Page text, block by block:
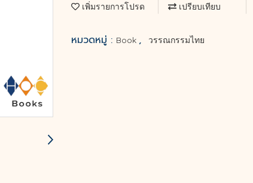
เพิ่มรายการโปรด เปรียบเทียบ
หมวดหมู่ : Book , วรรณกรรมไทย